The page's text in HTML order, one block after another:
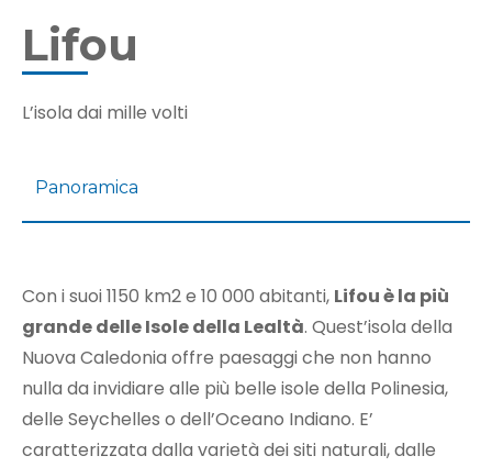
Lifou
L’isola dai mille volti
Panoramica
Con i suoi 1150 km2 e 10 000 abitanti, Lifou è la più
grande delle Isole della Lealtà. Quest’isola della
Nuova Caledonia offre paesaggi che non hanno
nulla da invidiare alle più belle isole della Polinesia,
delle Seychelles o dell’Oceano Indiano. E’
caratterizzata dalla varietà dei siti naturali, dalle